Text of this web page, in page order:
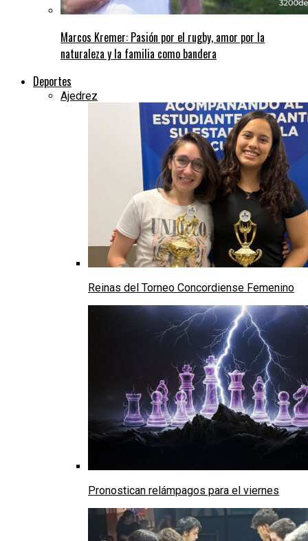
Marcos Kremer: Pasión por el rugby, amor por la
naturaleza y la familia como bandera
Deportes
Ajedrez
Reinas del Torneo Concordiense Femenino
Pronostican relámpagos para el viernes